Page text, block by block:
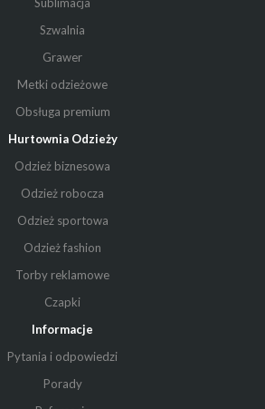
Szwalnia
Grawer
Metki odzieżowe
Obsługa premium
Hurtownia Odzieży
Odzież biznesowa
Odzież robocza
Odzież sportowa
Odzież fashion
Torby reklamowe
Czapki
Informacje
Pytania i odpowiedzi
Porady